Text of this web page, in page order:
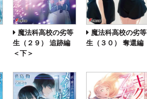
魔法科高校の劣等
生（２９） 追跡編
＜下＞
魔法科高校の劣等
生（３０） 奪還編